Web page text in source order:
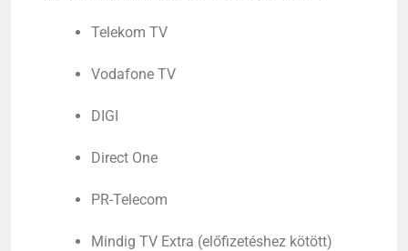
Telekom TV
Vodafone TV
DIGI
Direct One
PR-Telecom
Mindig TV Extra (előfizetéshez kötött)